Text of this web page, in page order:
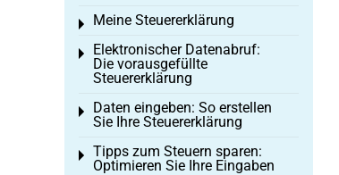
Meine Steuererklärung
Toggle menu
Elektronischer Datenabruf:
Die vorausgefüllte
Steuererklärung
Toggle menu
Daten eingeben: So erstellen
Sie Ihre Steuererklärung
Toggle menu
Tipps zum Steuern sparen:
Optimieren Sie Ihre Eingaben
Toggle menu